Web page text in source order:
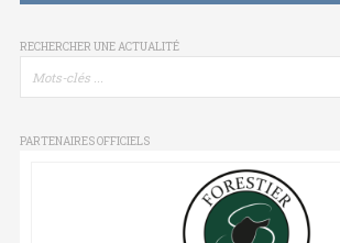
RECHERCHER UNE ACTUALITÉ
PARTENAIRES OFFICIELS